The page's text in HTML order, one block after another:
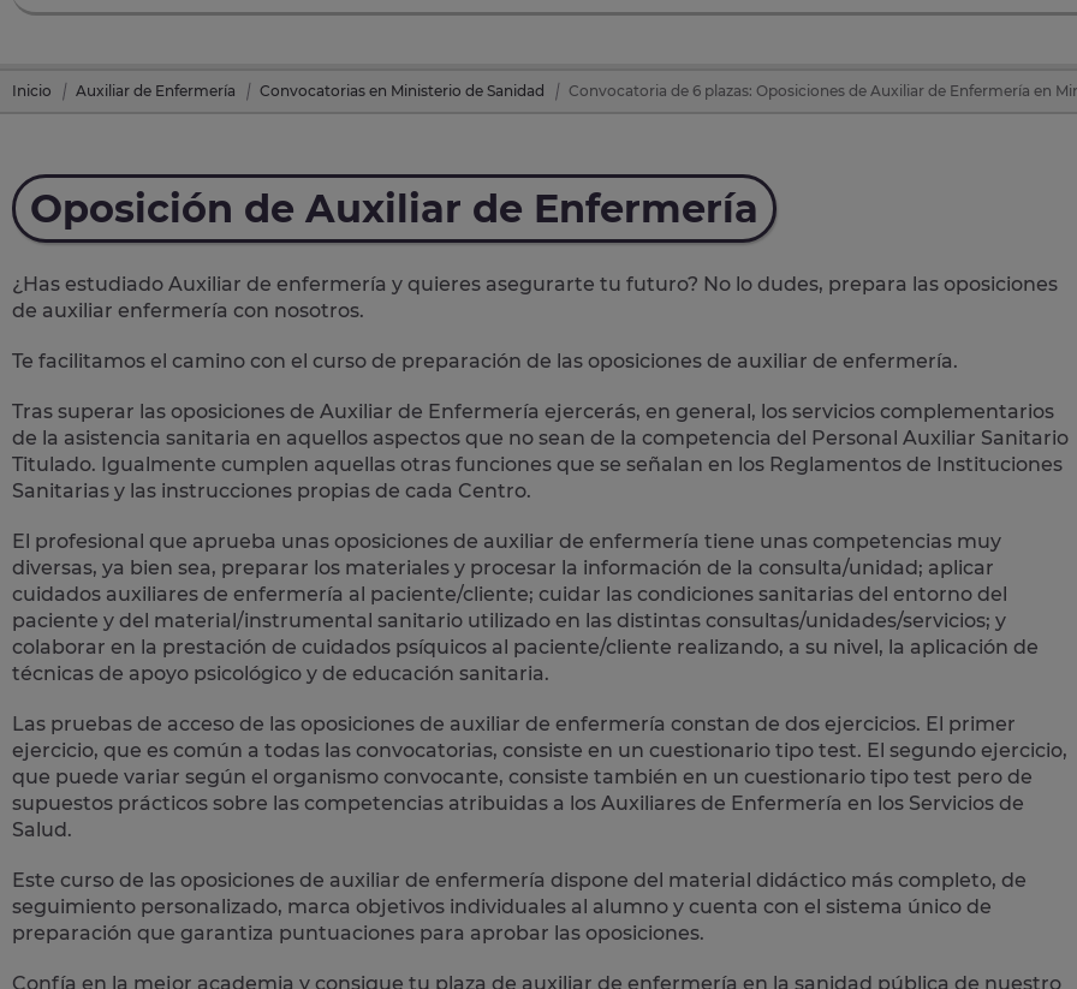
Inicio Auxiliar de Enfermería Convocatorias en Ministerio de Sanidad Convocatoria de 6 plazas: Oposiciones de Auxiliar de Enfermería en
Oposición de Auxiliar de Enfermería
¿Has estudiado Auxiliar de enfermería y quieres asegurarte tu futuro? No lo dudes, prepara las oposiciones
de auxiliar enfermería con nosotros.
Te facilitamos el camino con el curso de preparación de las oposiciones de auxiliar de enfermería.
Tras superar las oposiciones de Auxiliar de Enfermería ejercerás, en general, los servicios complementarios
de la asistencia sanitaria en aquellos aspectos que no sean de la competencia del Personal Auxiliar Sanitario
Titulado. Igualmente cumplen aquellas otras funciones que se señalan en los Reglamentos de Instituciones
Sanitarias y las instrucciones propias de cada Centro.
El profesional que aprueba unas oposiciones de auxiliar de enfermería tiene unas competencias muy
diversas, ya bien sea, preparar los materiales y procesar la información de la consulta/unidad; aplicar
cuidados auxiliares de enfermería al paciente/cliente; cuidar las condiciones sanitarias del entorno del
paciente y del material/instrumental sanitario utilizado en las distintas consultas/unidades/servicios; y
colaborar en la prestación de cuidados psíquicos al paciente/cliente realizando, a su nivel, la aplicación de
técnicas de apoyo psicológico y de educación sanitaria.
Las pruebas de acceso de las oposiciones de auxiliar de enfermería constan de dos ejercicios. El primer
ejercicio, que es común a todas las convocatorias, consiste en un cuestionario tipo test. El segundo ejercicio,
que puede variar según el organismo convocante, consiste también en un cuestionario tipo test pero de
supuestos prácticos sobre las competencias atribuidas a los Auxiliares de Enfermería en los Servicios de
Salud.
Este curso de las oposiciones de auxiliar de enfermería dispone del material didáctico más completo, de
seguimiento personalizado, marca objetivos individuales al alumno y cuenta con el sistema único de
preparación que garantiza puntuaciones para aprobar las oposiciones.
Confía en la mejor academia y consigue tu plaza de auxiliar de enfermería en la sanidad pública de nuestro